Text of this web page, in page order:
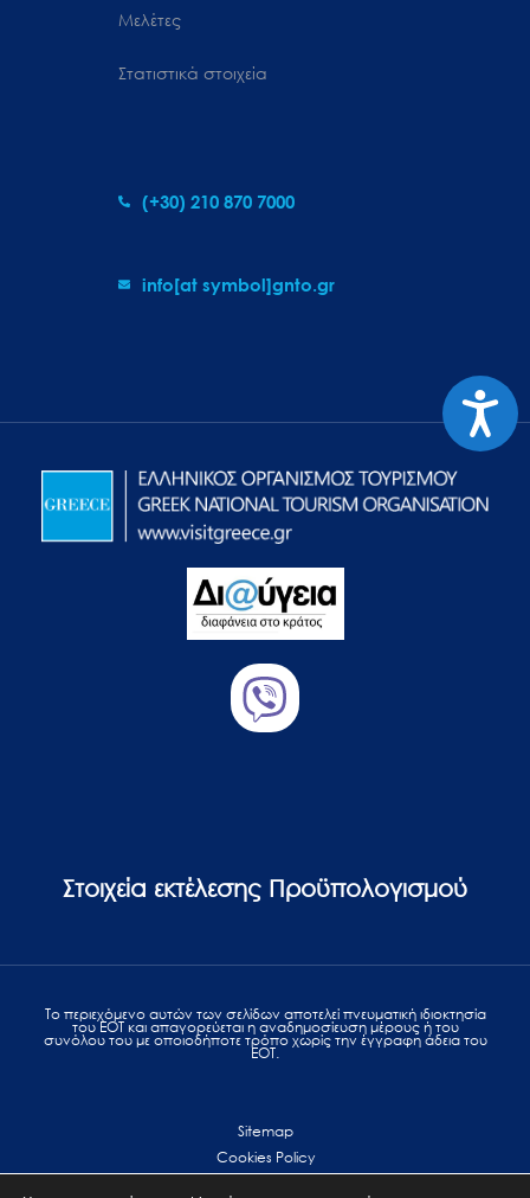
Μελέτες
Στατιστικά στοιχεία
(+30) 210 870 7000
info[at symbol]gnto.gr
Στοιχεία εκτέλεσης Προϋπολογισμού
Το περιεχόμενο αυτών των σελίδων αποτελεί πvευματική ιδιοκτησία
του ΕΟΤ και απαγορεύεται η αναδημοσίευση μέρους ή του
συνόλου του με οποιοδήποτε τρόπο χωρίς την έγγραφη άδεια του
ΕΟΤ.
Sitemap
Cookies Policy